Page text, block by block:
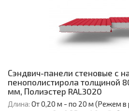
Сэндвич-панели стеновые с
пенополистирола толщиной
мм, Полиэстер RAL3020
Длина: От 0,20 м - по 20 м (Режем в